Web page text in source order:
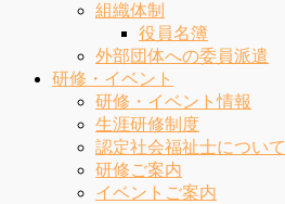
組織体制
役員名簿
外部団体への委員派遣
研修・イベント
研修・イベント情報
生涯研修制度
認定社会福祉士について
研修ご案内
イベントご案内